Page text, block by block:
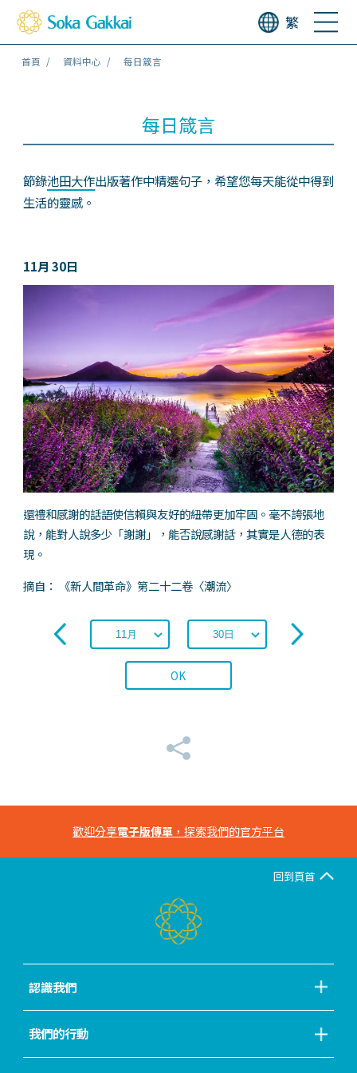
繁
首頁 資料中心 每日箴言
每日箴言
節錄池田大作出版著作中精選句子，希望您每天能從中得到
生活的靈感。
11月 30日
還禮和感謝的話語使信賴與友好的紐帶更加牢固。毫不誇張地
說，能對人說多少「謝謝」，能否說感謝話，其實是人德的表
現。
摘自： 《新人間革命》第二十二卷〈潮流〉
OK
歡迎分享電子版傳單 ，探索我們的官方平台
回到頁首
認識我們
我們的行動